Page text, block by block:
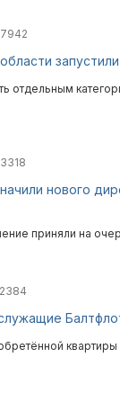
7942
отдельным
3318
нового
приняли на
2384
квартиры